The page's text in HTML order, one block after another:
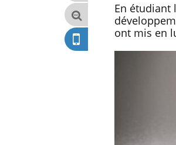
En étudiant
ont mis en